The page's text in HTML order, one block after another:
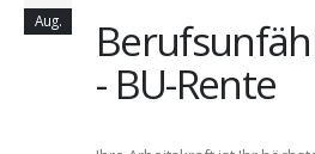
Aug.
- BU-Rente